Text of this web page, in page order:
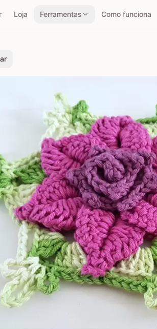
Loja Ferramentas Como funciona